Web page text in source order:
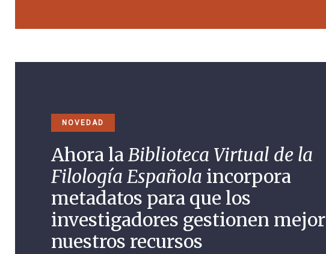
NOVEDAD
Ahora laBiblioteca Virtual de la
Filología Española incorpora
metadatos para que los
investigadores gestionen mejor
nuestros recursos